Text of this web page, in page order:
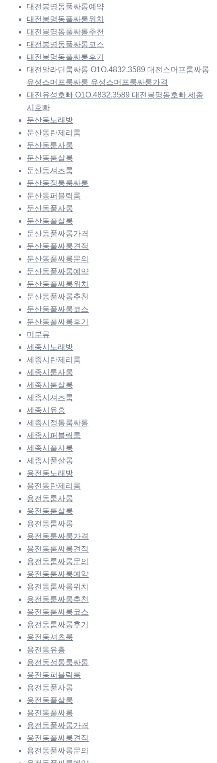
대전봉명동풀싸롱예약
대전봉명동풀싸롱위치
대전봉명동풀싸롱추천
대전봉명동풀싸롱코스
대전봉명동풀싸롱후기
대전알라딘룸싸롱 O1O.4832.3589 대전스머프룸싸롱
유성스머프룸싸롱 유성스머프룸싸롱가격
대전유성호빠 O1O.4832.3589 대전봉명동호빠 세종
시호빠
둔산동노래방
둔산동란제리룸
둔산동룸사롱
둔산동룸살롱
둔산동셔츠룸
둔산동정통룸싸롱
둔산동퍼블릭룸
둔산동풀사롱
둔산동풀살롱
둔산동풀싸롱가격
둔산동풀싸롱견적
둔산동풀싸롱문의
둔산동풀싸롱예약
둔산동풀싸롱위치
둔산동풀싸롱추천
둔산동풀싸롱코스
둔산동풀싸롱후기
미분류
세종시노래방
세종시란제리룸
세종시룸사롱
세종시룸살롱
세종시셔츠룸
세종시유흥
세종시정통룸싸롱
세종시퍼블릭룸
세종시풀사롱
세종시풀살롱
용전동노래방
용전동란제리룸
용전동룸사롱
용전동룸살롱
용전동룸싸롱
용전동룸싸롱가격
용전동룸싸롱견적
용전동룸싸롱문의
용전동룸싸롱예약
용전동룸싸롱위치
용전동룸싸롱추천
용전동룸싸롱코스
용전동룸싸롱후기
용전동셔츠룸
용전동유흥
용전동정통룸싸롱
용전동퍼블릭룸
용전동풀사롱
용전동풀살롱
용전동풀싸롱
용전동풀싸롱가격
용전동풀싸롱견적
용전동풀싸롱문의